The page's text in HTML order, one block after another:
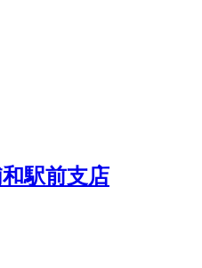
駅前支店